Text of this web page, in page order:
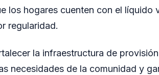
los hogares cuenten con el líquido
regularidad.
la infraestructura de
necesidades de la comunidad y